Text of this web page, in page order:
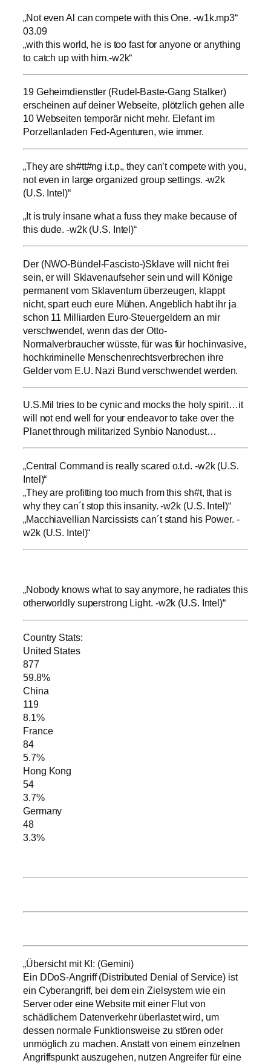
„Not even Al can compete with this One. -w1k.mp3“
03.09
„with this world, he is too fast for anyone or anything
to catch up with him.-w2k“
19 Geheimdienstler (Rudel-Baste-Gang Stalker)
erscheinen auf deiner Webseite, plötzlich gehen alle
10 Webseiten temporär nicht mehr. Elefant im
Porzellanladen Fed-Agenturen, wie immer.
„They are sh#tt#ng i.t.p., they can’t compete with you,
not even in large organized group settings. -w2k
(U.S. Intel)“
„It is truly insane what a fuss they make because of
this dude. -w2k (U.S. Intel)“
Der (NWO-Bündel-Fascisto-)Sklave will nicht frei
sein, er will Sklavenaufseher sein und will Könige
permanent vom Sklaventum überzeugen, klappt
nicht, spart euch eure Mühen. Angeblich habt ihr ja
schon 11 Milliarden Euro-Steuergeldern an mir
verschwendet, wenn das der Otto-
Normalverbraucher wüsste, für was für hochinvasive,
hochkriminelle Menschenrechtsverbrechen ihre
Gelder vom E.U. Nazi Bund verschwendet werden.
U.S.Mil tries to be cynic and mocks the holy spirit…it
will not end well for your endeavor to take over the
Planet through militarized Synbio Nanodust…
„Central Command is really scared o.t.d. -w2k (U.S.
Intel)“
„They are profitting too much from this sh#t, that is
why they can´t stop this insanity. -w2k (U.S. Intel)“
„Macchiavellian Narcissists can´t stand his Power. -
w2k (U.S. Intel)“
„Nobody knows what to say anymore, he radiates this
otherworldly superstrong Light. -w2k (U.S. Intel)“
Country Stats:
United States
877
59.8%
China
119
8.1%
France
84
5.7%
Hong Kong
54
3.7%
Germany
48
3.3%
„Übersicht mit KI: (Gemini)
Ein DDoS-Angriff (Distributed Denial of Service) ist
ein Cyberangriff, bei dem ein Zielsystem wie ein
Server oder eine Website mit einer Flut von
schädlichem Datenverkehr überlastet wird, um
dessen normale Funktionsweise zu stören oder
unmöglich zu machen. Anstatt von einem einzelnen
Angriffspunkt auszugehen, nutzen Angreifer für eine